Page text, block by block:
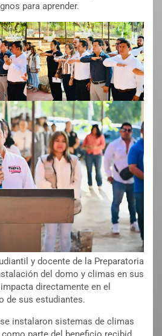
para aprender.
y docente de la Preparatoria
del domo y climas en sus
directamente en el
de sus estudiantes.
instalaron sistemas de climas